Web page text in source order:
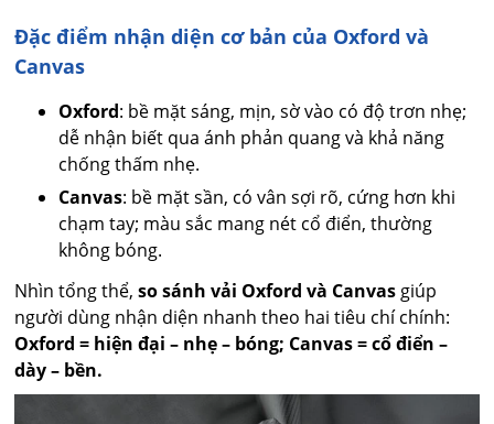
Đặc điểm nhận diện cơ bản của Oxford và
Canvas
Oxford: bề mặt sáng, mịn, sờ vào có độ trơn nhẹ;
dễ nhận biết qua ánh phản quang và khả năng
chống thấm nhẹ.
Canvas: bề mặt sần, có vân sợi rõ, cứng hơn khi
chạm tay; màu sắc mang nét cổ điển, thường
không bóng.
Nhìn tổng thể,so sánh vải Oxford và Canvas giúp
người dùng nhận diện nhanh theo hai tiêu chí chính:
Oxford = hiện đại – nhẹ – bóng; Canvas = cổ điển –
dày – bền.